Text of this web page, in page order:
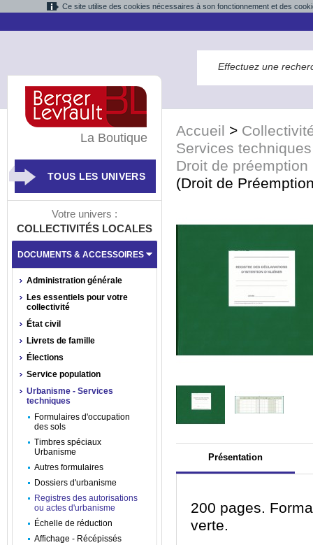
Ce site utilise des cookies nécessaires à son fonctionnement et des
Accueil >
Services techniques
Droit de préemption
(Droit de
Présentation
200 pages.
verte.
La Boutique
TOUS LES UNIVERS
Votre univers :
COLLECTIVITÉS LOCALES
DOCUMENTS & ACCESSOIRES
Administration générale
Les essentiels pour votre
collectivité
État civil
Livrets de famille
Élections
Service population
Urbanisme - Services
techniques
Formulaires d'occupation
des sols
Timbres spéciaux
Urbanisme
Autres formulaires
Dossiers d'urbanisme
Registres des autorisations
ou actes d'urbanisme
Échelle de réduction
Affichage - Récépissés